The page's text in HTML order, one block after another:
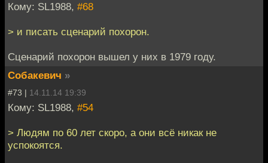
Кому: SL1988, #68
> и писать сценарий похорон.
Сценарий похорон вышел у них в 1979 году.
Собакевич »
#73 | 14.11.14 19:39
Кому: SL1988, #54
> Людям по 60 лет скоро, а они всё никак не
успокоятся.